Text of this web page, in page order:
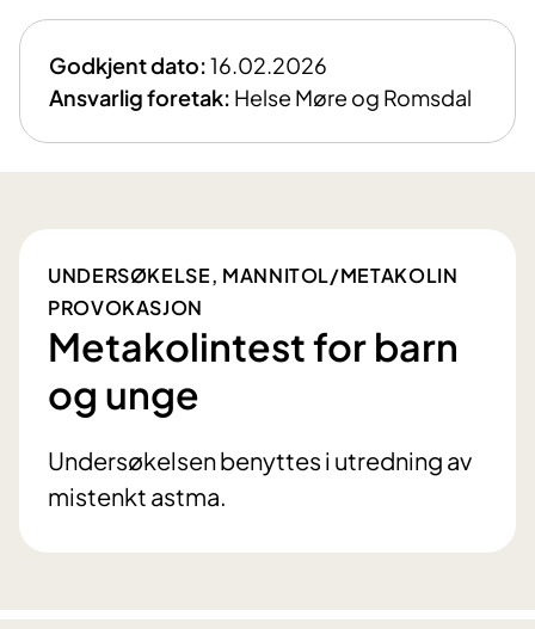
Godkjent dato:16.02.2026
Ansvarlig foretak: Helse Møre og Romsdal
UNDERSØKELSE, MANNITOL/METAKOLIN
PROVOKASJON
Metakolintest for barn
og unge
Undersøkelsen benyttes i utredning av
mistenkt astma.